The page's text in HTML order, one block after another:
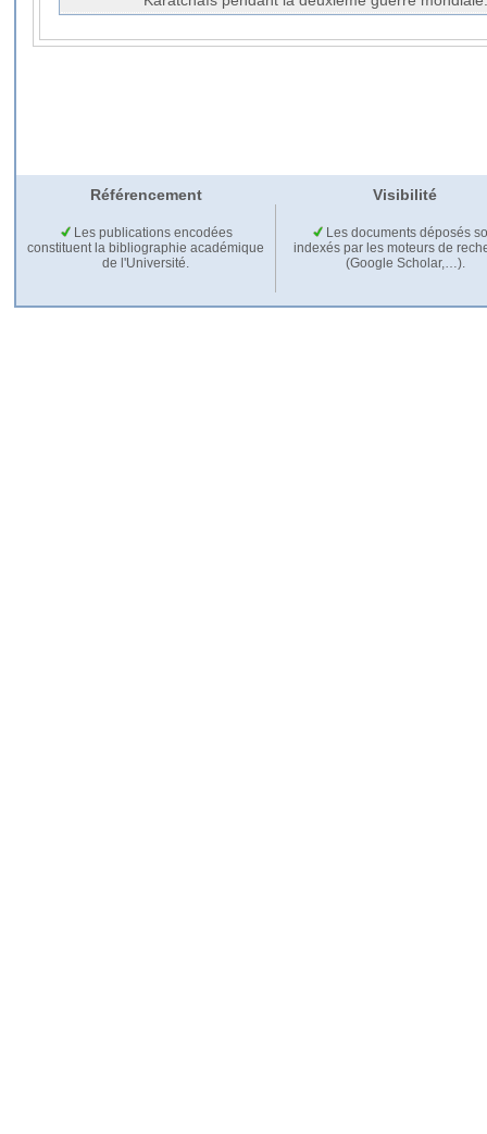
Référencement Visibilité
Les publications encodées
constituent la bibliographie académique
de l'Université.
Les documents déposés
indexés par les moteurs de
(Google Scholar,…).